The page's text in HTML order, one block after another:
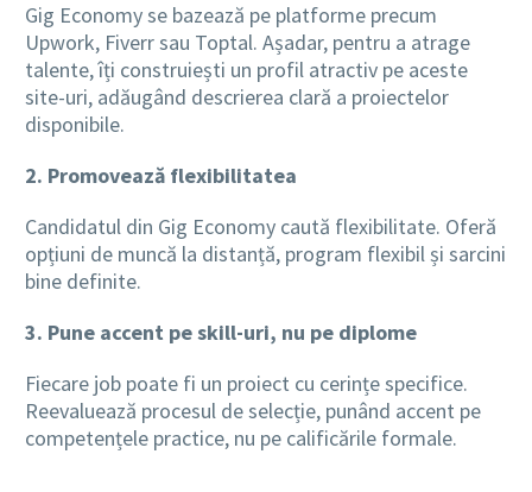
Gig Economy se bazează pe platforme precum
Upwork, Fiverr sau Toptal. Așadar, pentru a atrage
talente, îți construiești un profil atractiv pe aceste
site-uri, adăugând descrierea clară a proiectelor
disponibile.
2. Promovează flexibilitatea
Candidatul din Gig Economy caută flexibilitate. Oferă
opțiuni de muncă la distanță, program flexibil și sarcini
bine definite.
3. Pune accent pe skill-uri, nu pe diplome
Fiecare job poate fi un proiect cu cerințe specifice.
Reevaluează procesul de selecție, punând accent pe
competențele practice, nu pe calificările formale.